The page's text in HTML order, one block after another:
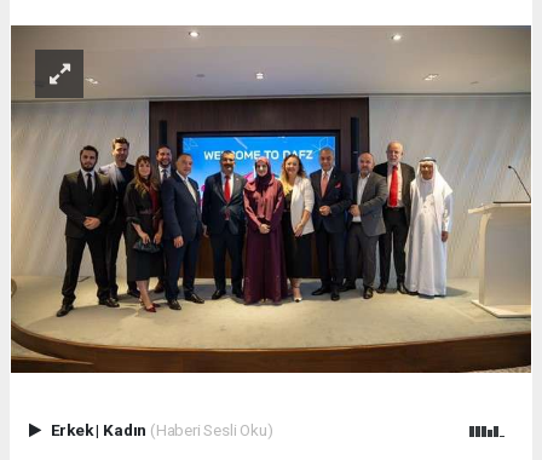
Erkek| Kadın (Haberi Sesli Oku)